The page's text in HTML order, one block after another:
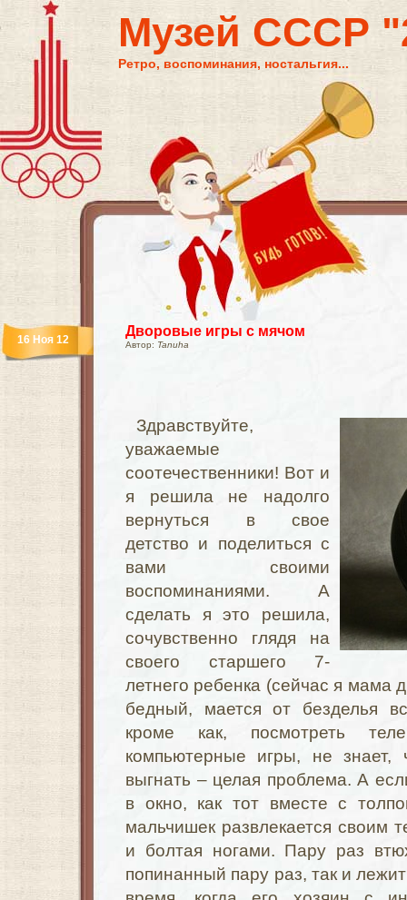
Музей СССР
Ретро, воспоминания, ностальгия...
Дворовые игры с мячом
Автор: Tanuha
16 Ноя 12
Здравствуйте,
уважаемые
соотечественники! Вот и
я решила не надолго
вернуться в свое
детство и поделиться с
вами своими
воспоминаниями. А
сделать я это решила,
сочувственно глядя на
своего старшего 7-
летнего ребенка (сейчас я мама
бедный, мается от безделья
кроме как, посмотреть
компьютерные игры, не знает,
выгнать – целая проблема. А
в окно, как тот вместе с
мальчишек развлекается своим
и болтая ногами. Пару раз
попинанный пару раз, так и